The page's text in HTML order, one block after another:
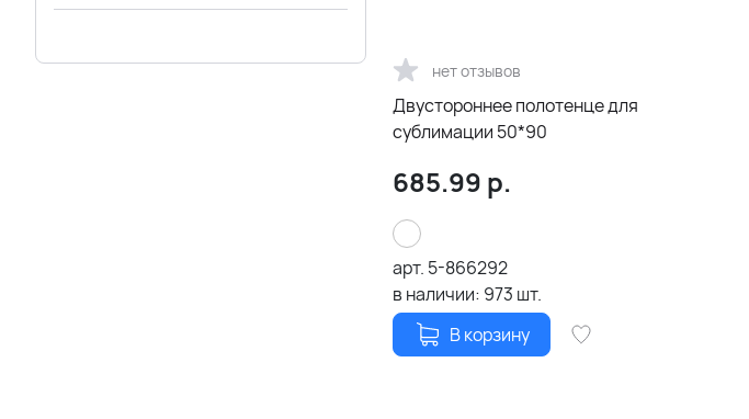
нет отзывов
Двустороннее полотенце для
сублимации 50*90
685.99 р.
арт. 5-866292
в наличии: 973 шт.
В корзину